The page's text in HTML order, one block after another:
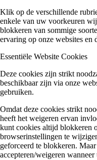
Kamer
Klik op de verschillende
enkele van uw voorkeuren
blokkeren van sommige
ervaring op onze websites en
Essentiële Website Cookies
Deze cookies zijn strikt
beschikbaar zijn via onze
gebruiken.
Omdat deze cookies strikt
heeft het weigeren ervan
kunt cookies altijd blokkeren
browserinstellingen te
geforceerd te blokkeren.
accepteren/weigeren